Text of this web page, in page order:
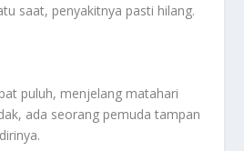
saat, penyakitnya pasti hilang.
puluh, menjelang matahari
ada seorang pemuda tampan